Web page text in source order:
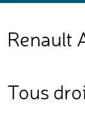
Renault
Tous